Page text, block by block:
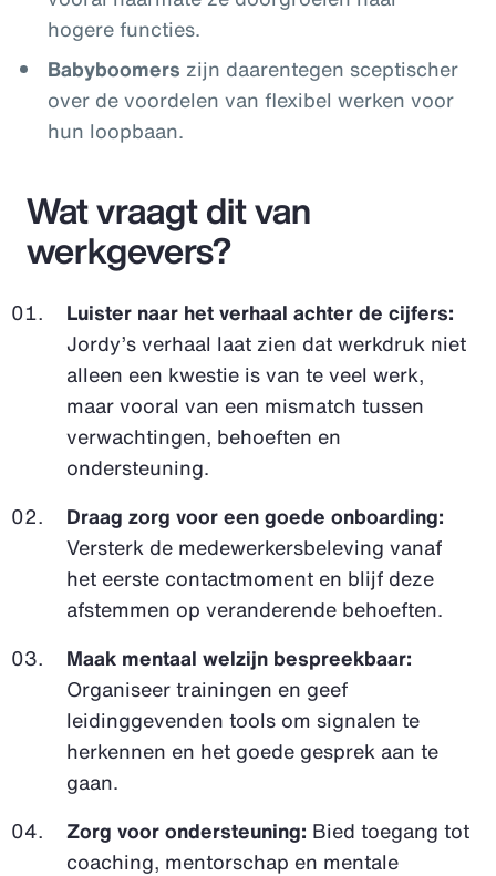
hogere functies.
Babyboomers zijn daarentegen sceptischer
over de voordelen van flexibel werken voor
hun loopbaan.
Wat vraagt dit van
werkgevers?
Luister naar het verhaal achter de cijfers:
Jordy’s verhaal laat zien dat werkdruk niet
alleen een kwestie is van te veel werk,
maar vooral van een mismatch tussen
verwachtingen, behoeften en
ondersteuning.
Draag zorg voor een goede onboarding:
Versterk de medewerkersbeleving vanaf
het eerste contactmoment en blijf deze
afstemmen op veranderende behoeften.
Maak mentaal welzijn bespreekbaar:
Organiseer trainingen en geef
leidinggevenden tools om signalen te
herkennen en het goede gesprek aan te
gaan.
Zorg voor ondersteuning: Bied toegang tot
coaching, mentorschap en mentale